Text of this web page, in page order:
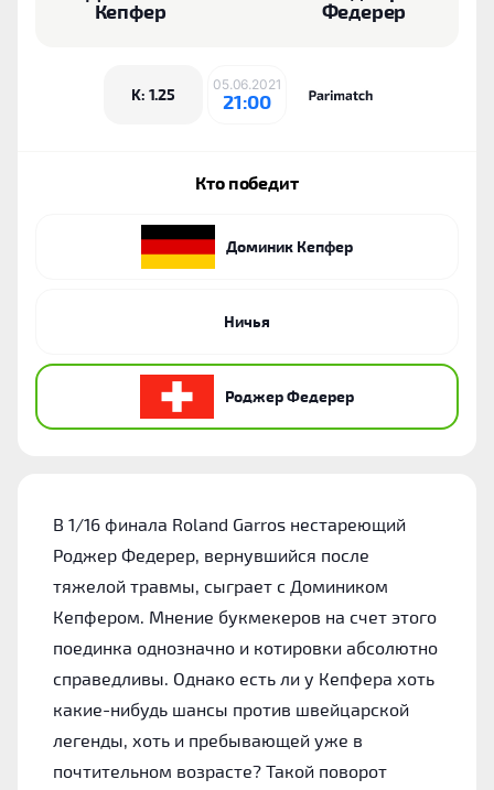
Кепфер
Федерер
K: 1.25
05.06.2021
21:00
Кто победит
Доминик Кепфер
Ничья
Роджер Федерер
В 1/16 финала Roland Garros нестареющий
Роджер Федерер, вернувшийся после
тяжелой травмы, сыграет с Домиником
Кепфером. Мнение букмекеров на счет этого
поединка однозначно и котировки абсолютно
справедливы. Однако есть ли у Кепфера хоть
какие-нибудь шансы против швейцарской
легенды, хоть и пребывающей уже в
почтительном возрасте? Такой поворот